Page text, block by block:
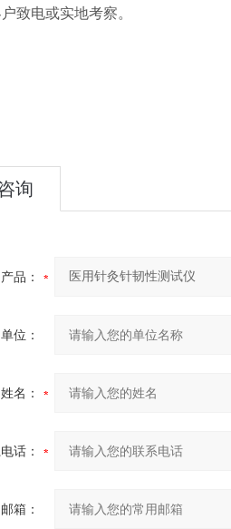
致电或实地考察。
询
产品：
位：
名：
话：
箱：